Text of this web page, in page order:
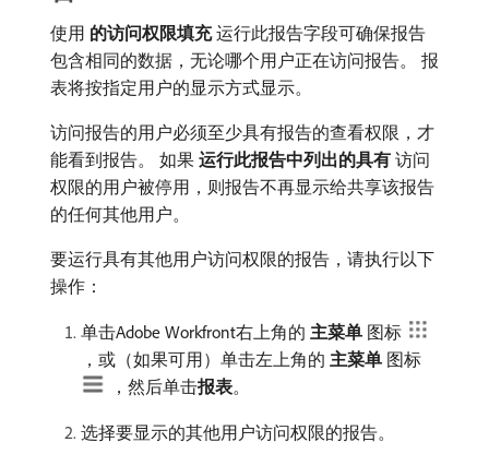
使用​ 的访问权限填充​运行此报告字段可确保报告
包含相同的数据，无论哪个用户正在访问报告。 报
表将按指定用户的显示方式显示。
访问报告的用户必须至少具有报告的查看权限，才
能看到报告。 如果​ 运行此报告中列出的具有 ​访问
权限的用户被停用，则报告不再显示给共享该报告
的任何其他用户。
要运行具有其他用户访问权限的报告，请执行以下
操作：
单击Adobe Workfront右上角的​ 主菜单 ​图标
，或（如果可用）单击左上角的​ 主菜单 ​图标
，然后单击​报表。
选择要显示的其他用户访问权限的报告。